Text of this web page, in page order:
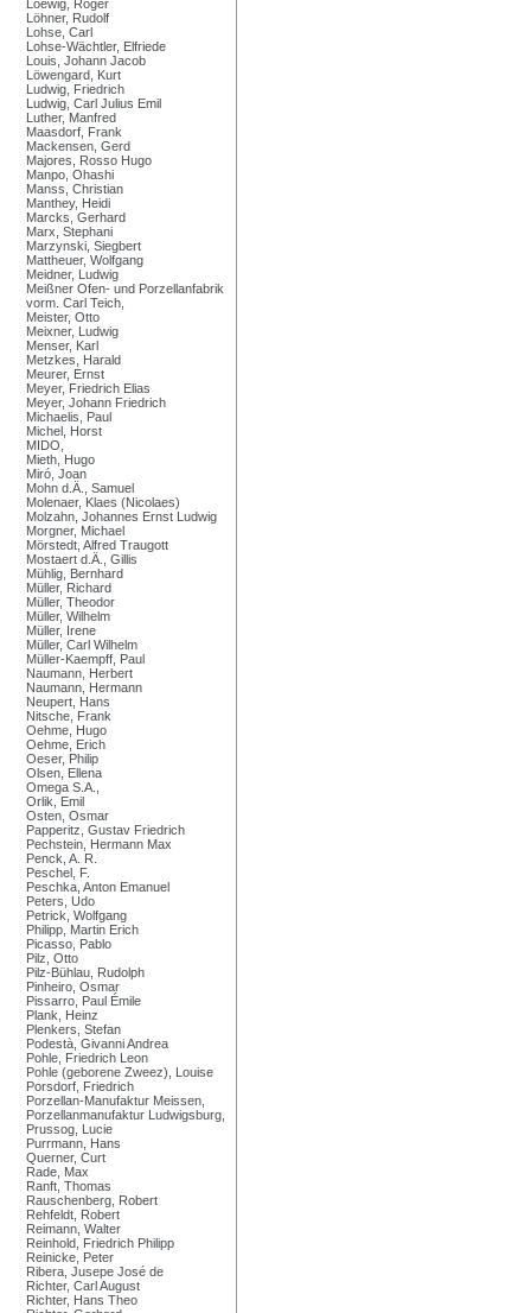
Loewig, Roger
Löhner, Rudolf
Lohse, Carl
Lohse-Wächtler, Elfriede
Louis, Johann Jacob
Löwengard, Kurt
Ludwig, Friedrich
Ludwig, Carl Julius Emil
Luther, Manfred
Maasdorf, Frank
Mackensen, Gerd
Majores, Rosso Hugo
Manpo, Ohashi
Manss, Christian
Manthey, Heidi
Marcks, Gerhard
Marx, Stephani
Marzynski, Siegbert
Mattheuer, Wolfgang
Meidner, Ludwig
Meißner Ofen- und Porzellanfabrik
vorm. Carl Teich,
Meister, Otto
Meixner, Ludwig
Menser, Karl
Metzkes, Harald
Meurer, Ernst
Meyer, Friedrich Elias
Meyer, Johann Friedrich
Michaelis, Paul
Michel, Horst
MIDO,
Mieth, Hugo
Miró, Joan
Mohn d.Ä., Samuel
Molenaer, Klaes (Nicolaes)
Molzahn, Johannes Ernst Ludwig
Morgner, Michael
Mörstedt, Alfred Traugott
Mostaert d.Ä., Gillis
Mühlig, Bernhard
Müller, Richard
Müller, Theodor
Müller, Wilhelm
Müller, Irene
Müller, Carl Wilhelm
Müller-Kaempff, Paul
Naumann, Herbert
Naumann, Hermann
Neupert, Hans
Nitsche, Frank
Oehme, Hugo
Oehme, Erich
Oeser, Philip
Olsen, Ellena
Omega S.A.,
Orlik, Emil
Osten, Osmar
Papperitz, Gustav Friedrich
Pechstein, Hermann Max
Penck, A. R.
Peschel, F.
Peschka, Anton Emanuel
Peters, Udo
Petrick, Wolfgang
Philipp, Martin Erich
Picasso, Pablo
Pilz, Otto
Pilz-Bühlau, Rudolph
Pinheiro, Osmar
Pissarro, Paul Émile
Plank, Heinz
Plenkers, Stefan
Podestà, Givanni Andrea
Pohle, Friedrich Leon
Pohle (geborene Zweez), Louise
Porsdorf, Friedrich
Porzellan-Manufaktur Meissen,
Porzellanmanufaktur Ludwigsburg,
Prussog, Lucie
Purrmann, Hans
Querner, Curt
Rade, Max
Ranft, Thomas
Rauschenberg, Robert
Rehfeldt, Robert
Reimann, Walter
Reinhold, Friedrich Philipp
Reinicke, Peter
Ribera, Jusepe José de
Richter, Carl August
Richter, Hans Theo